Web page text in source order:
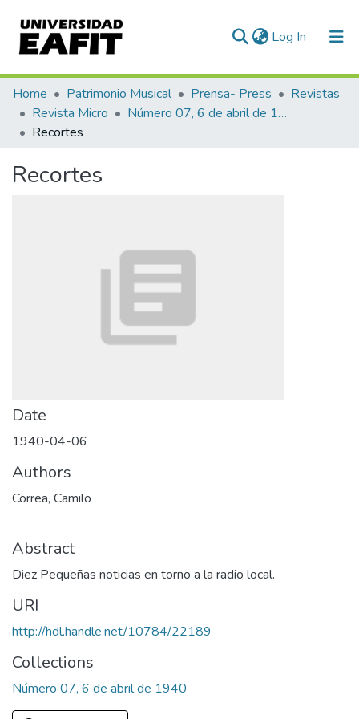
Log In (current)
Communities & Collections
All of DSpace
Home Patrimonio Musical Prensa- Press
Revistas
Revista Micro
Número 07, 6 de abril de 1940
Recortes
Recortes
Date
1940-04-06
Authors
Correa, Camilo
Abstract
Diez Pequeñas noticias en torno a la radio local.
URI
http://hdl.handle.net/10784/22189
Collections
Número 07, 6 de abril de 1940